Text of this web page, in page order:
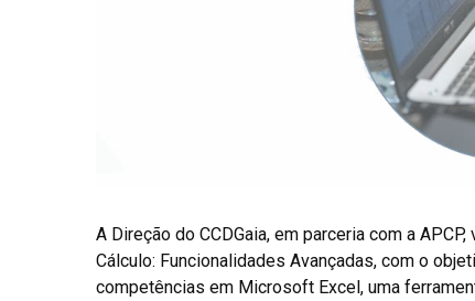
A Direção do CCDGaia, em parceria com a
Cálculo: Funcionalidades Avançadas, com o
competências em Microsoft Excel, uma